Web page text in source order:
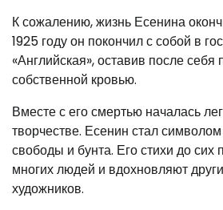
К сожалению, жизнь Есенина
1925 году он покончил с собой в
«Английская», оставив после
собственной кровью.
Вместе с его смертью началась
творчестве. Есенин стал
свободы и бунта. Его стихи до сих
многих людей и вдохновляют
художников.